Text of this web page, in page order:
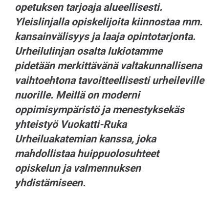
opetuksen tarjoaja alueellisesti.
Yleislinjalla opiskelijoita kiinnostaa mm.
kansainvälisyys ja laaja opintotarjonta.
Urheilulinjan osalta lukiotamme
pidetään merkittävänä valtakunnallisena
vaihtoehtona tavoitteellisesti urheileville
nuorille. Meillä on moderni
oppimisympäristö ja menestyksekäs
yhteistyö Vuokatti-Ruka
Urheiluakatemian kanssa, joka
mahdollistaa huippuolosuhteet
opiskelun ja valmennuksen
yhdistämiseen.